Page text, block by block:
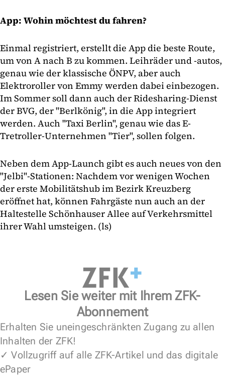
App: Wohin möchtest du fahren?
Einmal registriert, erstellt die App die beste Route,
um von A nach B zu kommen. Leihräder und -autos,
genau wie der klassische ÖNPV, aber auch
Elektroroller von Emmy werden dabei einbezogen.
Im Sommer soll dann auch der Ridesharing-Dienst
der BVG, der "Berlkönig", in die App integriert
werden. Auch "Taxi Berlin", genau wie das E-
Tretroller-Unternehmen "Tier", sollen folgen.
Neben dem App-Launch gibt es auch neues von den
"Jelbi"-Stationen: Nachdem vor wenigen Wochen
der erste Mobilitätshub im Bezirk Kreuzberg
eröffnet hat, können Fahrgäste nun auch an der
Haltestelle Schönhauser Allee auf Verkehrsmittel
ihrer Wahl umsteigen. (ls)
Lesen Sie weiter mit Ihrem ZFK-
Abonnement
Erhalten Sie uneingeschränkten Zugang zu allen
Inhalten der ZFK!
✓ Vollzugriff auf alle ZFK-Artikel und das digitale
ePaper